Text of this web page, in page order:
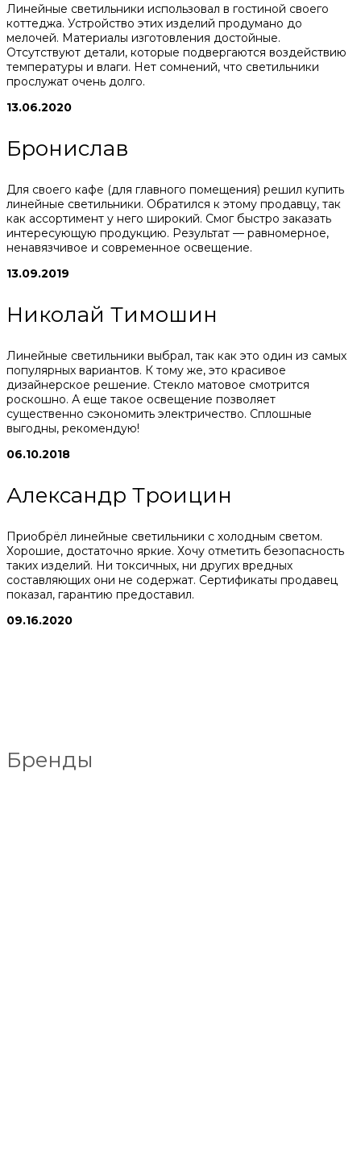
Линейные светильники использовал в гостиной своего
коттеджа. Устройство этих изделий продумано до
мелочей. Материалы изготовления достойные.
Отсутствуют детали, которые подвергаются воздействию
температуры и влаги. Нет сомнений, что светильники
прослужат очень долго.
13.06.2020
Бронислав
Для своего кафе (для главного помещения) решил купить
линейные светильники. Обратился к этому продавцу, так
как ассортимент у него широкий. Смог быстро заказать
интересующую продукцию. Результат — равномерное,
ненавязчивое и современное освещение.
13.09.2019
Николай Тимошин
Линейные светильники выбрал, так как это один из самых
популярных вариантов. К тому же, это красивое
дизайнерское решение. Стекло матовое смотрится
роскошно. А еще такое освещение позволяет
существенно сэкономить электричество. Сплошные
выгодны, рекомендую!
06.10.2018
Александр Троицин
Приобрёл линейные светильники с холодным светом.
Хорошие, достаточно яркие. Хочу отметить безопасность
таких изделий. Ни токсичных, ни других вредных
составляющих они не содержат. Сертификаты продавец
показал, гарантию предоставил.
09.16.2020
Бренды